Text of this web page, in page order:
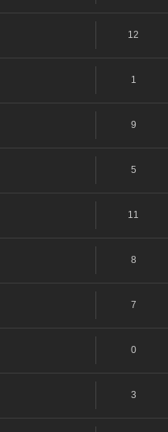
12
1
9
5
11
8
7
0
3